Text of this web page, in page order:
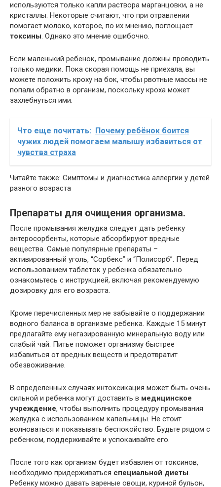
используются только капли раствора марганцовки, а не
кристаллы. Некоторые считают, что при отравлении
помогает молоко, которое, по их мнению, поглощает
токсины. Однако это мнение ошибочно.
Если маленький ребенок, промывание должны проводить
только медики. Пока скорая помощь не приехала, вы
можете положить кроху на бок, чтобы рвотные массы не
попали обратно в организм, поскольку кроха может
захлебнуться ими.
Что еще почитать: Почему ребёнок боится
чужих людей помогаем малышу избавиться от
чувства страха
Читайте также: Симптомы и диагностика аллергии у детей
разного возраста
Препараты для очищения организма.
После промывания желудка следует дать ребенку
энтеросорбенты, которые абсорбируют вредные
вещества. Самые популярные препараты –
активированный уголь, “Сорбекс” и “Полисорб”. Перед
использованием таблеток у ребенка обязательно
ознакомьтесь с инструкцией, включая рекомендуемую
дозировку для его возраста.
Кроме перечисленных мер не забывайте о поддержании
водного баланса в организме ребенка. Каждые 15 минут
предлагайте ему негазированную минеральную воду или
слабый чай. Питье поможет организму быстрее
избавиться от вредных веществ и предотвратит
обезвоживание.
В определенных случаях интоксикация может быть очень
сильной и ребенка могут доставить в медицинское
учреждение, чтобы выполнить процедуру промывания
желудка с использованием капельницы. Не стоит
волноваться и показывать беспокойство. Будьте рядом с
ребенком, поддерживайте и успокаивайте его.
После того как организм будет избавлен от токсинов,
необходимо придерживаться специальной диеты.
Ребенку можно давать вареные овощи, куриной бульон,